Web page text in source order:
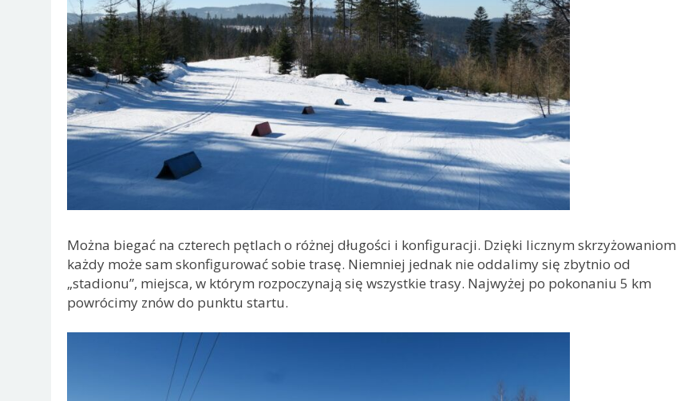
Można biegać na czterech pętlach o różnej długości i konfiguracji. Dzięki licznym skrzyżowaniom
każdy może sam skonfigurować sobie trasę. Niemniej jednak nie oddalimy się zbytnio od
„stadionu”, miejsca, w którym rozpoczynają się wszystkie trasy. Najwyżej po pokonaniu 5 km
powrócimy znów do punktu startu.